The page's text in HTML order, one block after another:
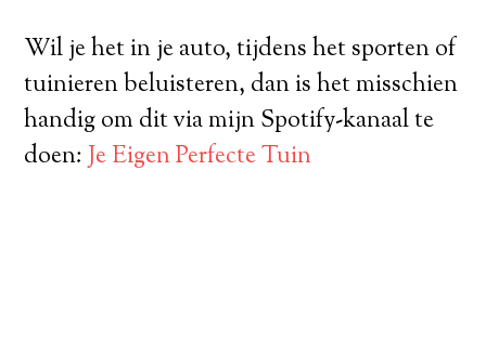
Wil je het in je auto, tijdens het sporten of
tuinieren beluisteren, dan is het misschien
handig om dit via mijn Spotify-kanaal te
doen:Je Eigen Perfecte Tuin